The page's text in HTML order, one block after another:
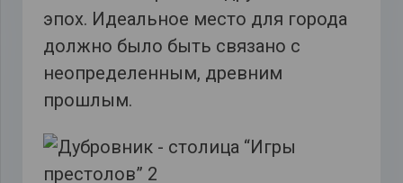
эпох. Идеальное место для города
должно было быть связано с
неопределенным, древним
прошлым.